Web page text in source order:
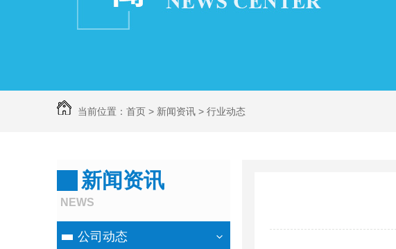
当前位置： 首页 > 新闻资讯 > 行业动态
新闻资讯
NEWS
公司动态